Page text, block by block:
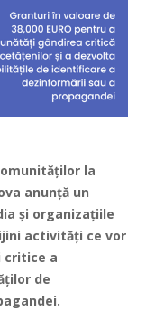
la
anunță un
și organizațiile
activități ce vor
critice a
de